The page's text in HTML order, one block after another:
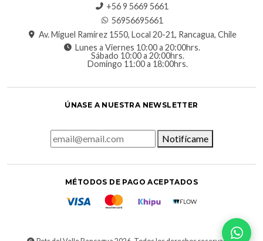
‪+56 9 5669 5661‬
56956695661‬
Av. Miguel Ramírez 1550, Local 20-21, Rancagua, Chile
Lunes a Viernes 10:00 a 20:00hrs.
Sábado 10:00 a 20:00hrs.
Domingo 11:00 a 18:00hrs.
ÚNASE A NUESTRA NEWSLETTER
Notifícame
MÉTODOS DE PAGO ACEPTADOS